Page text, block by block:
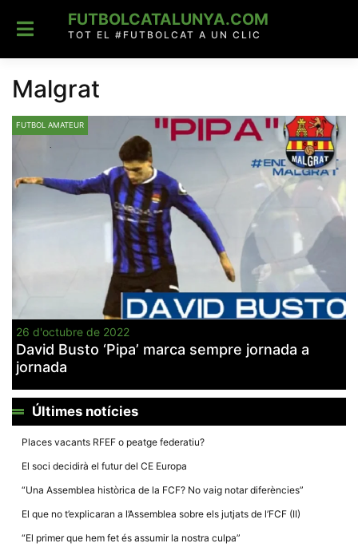
content
FUTBOLCATALUNYA.COM
TOT EL #FUTBOLCAT A UN CLIC
Malgrat
FUTBOL AMATEUR
26 d'octubre de 2022
David Busto ‘Pipa’ marca sempre jornada a
jornada
Últimes notícies
Places vacants RFEF o peatge federatiu?
El soci decidirà el futur del CE Europa
“Una Assemblea històrica de la FCF? No vaig notar diferències”
El que no t’explicaran a l’Assemblea sobre els jutjats de l’FCF (II)
“El primer que hem fet és assumir la nostra culpa”
són
són
per al